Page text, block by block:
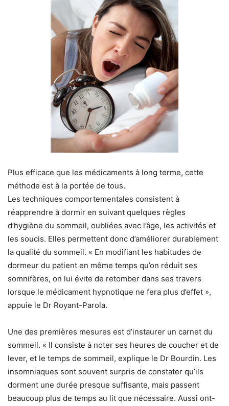
Plus efficace que les médicaments à long terme, cette
méthode est à la portée de tous.
Les techniques comportementales consistent à
réapprendre à dormir en suivant quelques règles
d’hygiène du sommeil, oubliées avec l’âge, les activités et
les soucis. Elles permettent donc d’améliorer durablement
la qualité du sommeil. « En modifiant les habitudes de
dormeur du patient en même temps qu’on réduit ses
somnifères, on lui évite de retomber dans ses travers
lorsque le médicament hypnotique ne fera plus d’effet »,
appuie le Dr Royant-Parola.
Une des premières mesures est d’instaurer un carnet du
sommeil. « Il consiste à noter ses heures de coucher et de
lever, et le temps de sommeil, explique le Dr Bourdin. Les
insomniaques sont souvent surpris de constater qu’ils
dorment une durée presque suffisante, mais passent
beaucoup plus de temps au lit que nécessaire. Aussi ont-